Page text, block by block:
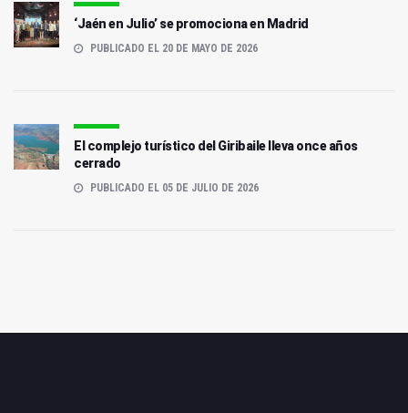
‘Jaén en Julio’ se promociona en Madrid
PUBLICADO EL 20 DE MAYO DE 2026
El complejo turístico del Giribaile lleva once años
cerrado
PUBLICADO EL 05 DE JULIO DE 2026